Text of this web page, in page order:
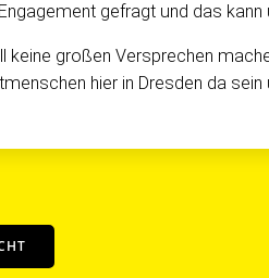
gefragt und das kann
keine großen Versprechen
hier in Dresden da